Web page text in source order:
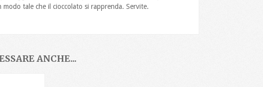
tale che il cioccolato si rapprenda. Servite.
ANCHE...